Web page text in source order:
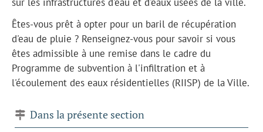
Êtes-vous prêt à opter pour un baril de récupération
d'eau de pluie ? Renseignez-vous pour savoir si vous
êtes admissible à une remise dans le cadre du
Programme de subvention à l'infiltration et à
l'écoulement des eaux résidentielles (RIISP) de la Ville.
Dans la présente section